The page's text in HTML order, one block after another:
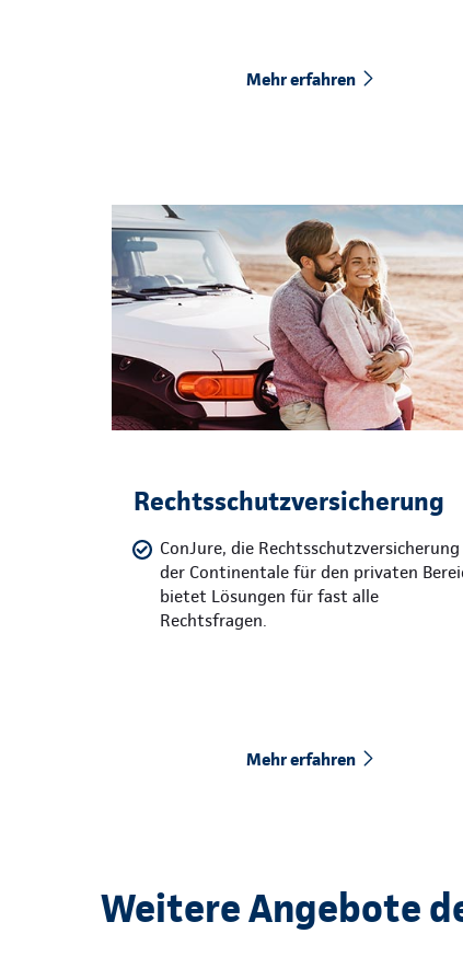
Mehr erfahren
Rechtsschutzversicherung
ConJure, die Rechtsschutzversicherung
der Continentale für den privaten
bietet Lösungen für fast alle
Rechtsfragen.
Mehr erfahren
Weitere Angebote